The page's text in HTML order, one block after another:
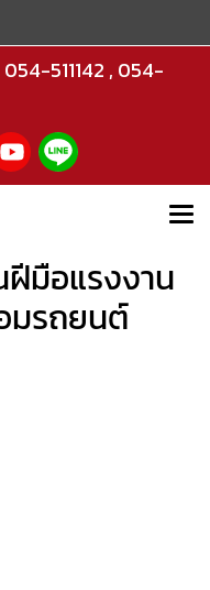
054-511142 , 054-
มือแรงงาน
มรถยนต์